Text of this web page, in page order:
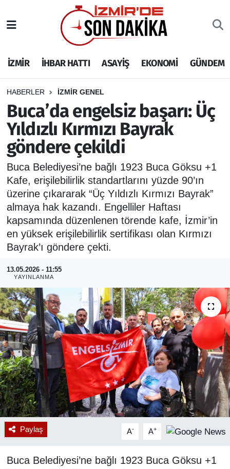
İZMİR İHBAR HATTI ASAYİŞ EKONOMİ GÜNDEM
HABERLER İZMİR GENEL
Buca’da engelsiz başarı: Üç
Yıldızlı Kırmızı Bayrak
göndere çekildi
Buca Belediyesi’ne bağlı 1923 Buca Göksu +1
Kafe, erişilebilirlik standartlarını yüzde 90’ın
üzerine çıkararak “Üç Yıldızlı Kırmızı Bayrak”
almaya hak kazandı. Engelliler Haftası
kapsamında düzenlenen törende kafe, İzmir’in
en yüksek erişilebilirlik sertifikası olan Kırmızı
Bayrak’ı göndere çekti.
13.05.2026 - 11:55
YAYINLANMA
Paylaş A- A+
Buca Belediyesi’ne bağlı 1923 Buca Göksu +1
İHBAR HATTI
DEPREM
GENEL
EKONOMİ
SİYASET
SPOR
ASAYİŞ
RESMİ REKLAM
İzmir Nöbetçi Eczaneler
İzmir Hava Durumu
İzmir Namaz Vakitleri
İzmir Trafik Yoğunluk Haritası
Puan Durumu ve Fikstür
Tüm Manşetler
Son Dakika Haberleri
Haber Arşivi